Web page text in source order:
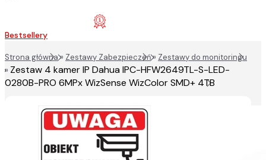
Bestsellery
Strona główna» Zestawy Zabezpieczeń» Zestawy do monitoringu
» Zestaw 4 kamer IP Dahua IPC-HFW2649TL-S-LED-
0280B-PRO 6MPx WizSense WizColor SMD+ 4TB